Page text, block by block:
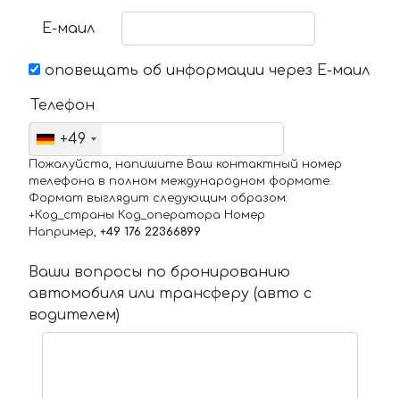
Е-маил
оповещать об информации через Е-маил
Телефон
+49
Пожалуйста, напишите Ваш контактный номер
телефона в полном международном формате.
Формат выглядит следующим образом:
+Код_страны Код_оператора Номер
Например, +49 176 22366899
Ваши вопросы по бронированию
автомобиля или трансферу (авто с
водителем)